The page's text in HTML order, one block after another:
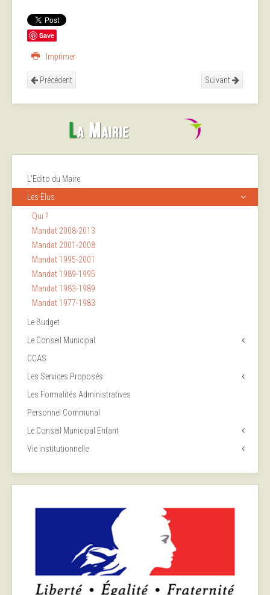
Save
Imprimer
Précédent Suivant
L'Edito du Maire
Les Elus
Qui ?
Mandat 2008-2013
Mandat 2001-2008
Mandat 1995-2001
Mandat 1989-1995
Mandat 1983-1989
Mandat 1977-1983
Le Budget
Le Conseil Municipal
CCAS
Les Services Proposés
Les Formalités Administratives
Personnel Communal
Le Conseil Municipal Enfant
Vie institutionnelle